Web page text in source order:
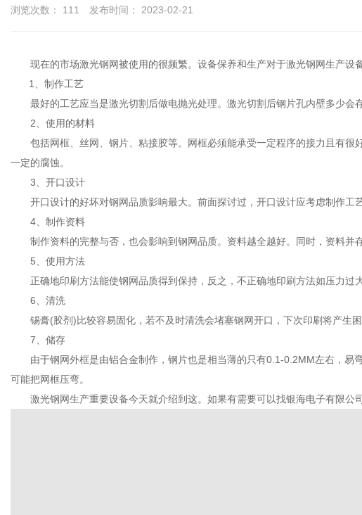
浏览次数： 111 发布时间： 2023-02-21
现在的市场激光钢网被使用的很频繁。设备保养和生产对于激光钢网生产设
1、制作工艺
最好的工艺应当是激光切割后做电抛光处理。激光切割后钢片孔内壁多少会存
2、使用的材料
包括网框、丝网、钢片、粘接胶等。网框必须能承受一定程序的接力且有很
一定的腐蚀。
3、开口设计
开口设计的好坏对钢网品质影响最大。前面探讨过，开口设计应考虑制作工艺
4、制作资料
制作资料的完整与否，也会影响到钢网品质。资料越全越好。同时，资料并
5、使用方法
正确地印刷方法能使钢网品质得到保持，反之，不正确地印刷方法如压力过
6、清洗
锡膏(胶剂)比较容易固化，若不及时清洗会堵塞钢网开口，下次印刷将产生困
7、储存
由于钢网外框是由铝合金制作，钢片也是相当薄的只有0.1-0.2MM左右，易
可能把网框压弯。
激光钢网生产重要设备今天就介绍到这。如果有需要可以找银海电子有限公